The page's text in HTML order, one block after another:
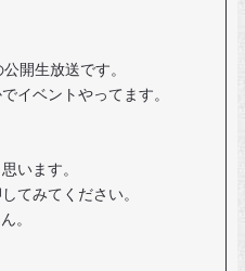
公開生放送です。
イベントやってます。
います。
てみてください。
。